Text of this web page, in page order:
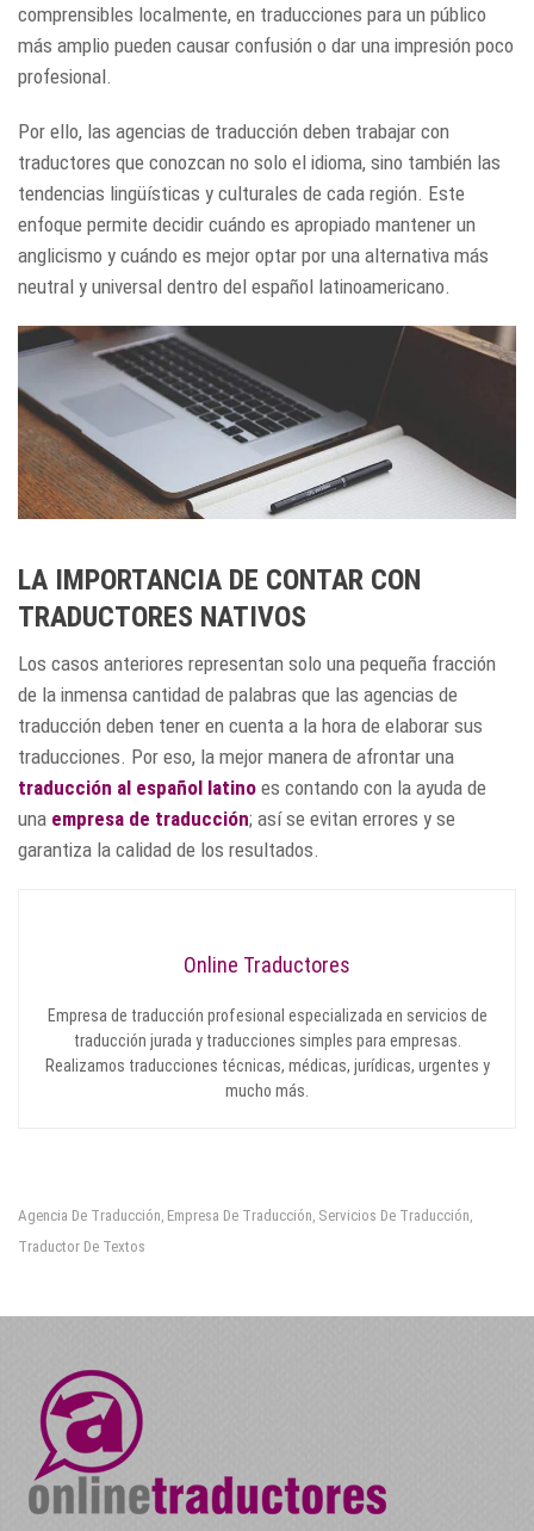
comprensibles localmente, en traducciones para un público
más amplio pueden causar confusión o dar una impresión poco
profesional.
Por ello, las agencias de traducción deben trabajar con
traductores que conozcan no solo el idioma, sino también las
tendencias lingüísticas y culturales de cada región. Este
enfoque permite decidir cuándo es apropiado mantener un
anglicismo y cuándo es mejor optar por una alternativa más
neutral y universal dentro del español latinoamericano.
LA IMPORTANCIA DE CONTAR CON
TRADUCTORES NATIVOS
Los casos anteriores representan solo una pequeña fracción
de la inmensa cantidad de palabras que las agencias de
traducción deben tener en cuenta a la hora de elaborar sus
traducciones. Por eso, la mejor manera de afrontar una
traducción al español latino es contando con la ayuda de
una empresa de traducción; así se evitan errores y se
garantiza la calidad de los resultados.
Online Traductores
Empresa de traducción profesional especializada en servicios de
traducción jurada y traducciones simples para empresas.
Realizamos traducciones técnicas, médicas, jurídicas, urgentes y
mucho más.
Agencia De Traducción, Empresa De Traducción, Servicios De Traducción,
Traductor De Textos